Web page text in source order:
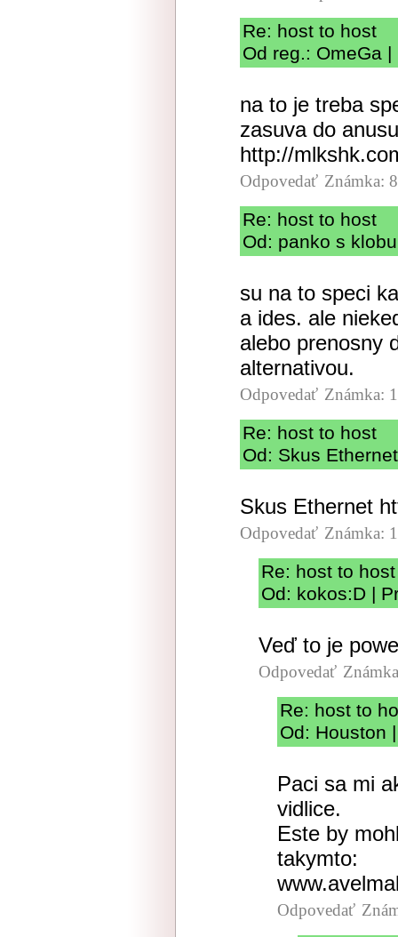
Re: host to host
Od reg.: OmeGa
na to je treba
zasuva do anusu
http://
Odpovedať Známka:
Re: host to host
Od: panko s
su na to speci
a ides. ale
alebo prenosny
alternativou.
Odpovedať Známka:
Re: host to host
Od: Skus
Skus Ethernet
Odpovedať Známka:
Re: host to host
Od: kokos:D |
Veď to je
Odpovedať
Re: host to
Od: Houston
Paci sa mi
vidlice.
Este by
takymto:
Odpovedať